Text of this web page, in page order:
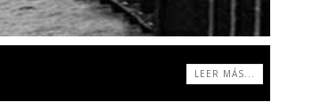
LEER MÁS...